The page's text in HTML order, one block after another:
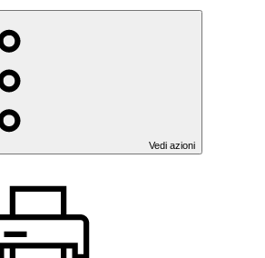
Vedi azioni